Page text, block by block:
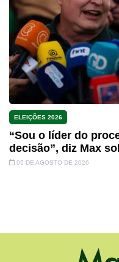
ELEIÇÕES 2026
“Sou o líder do
decisão”, diz Max
05 DE AGOSTO DE 2026